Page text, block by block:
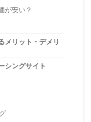
が安い？
メリット・デメリ
シングサイト